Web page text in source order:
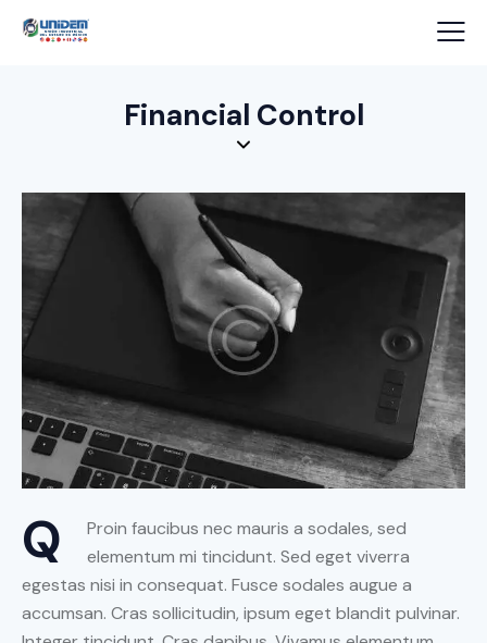
Financial Control
Q
Proin faucibus nec mauris a sodales, sed
elementum mi tincidunt. Sed eget viverra
egestas nisi in consequat. Fusce sodales augue a
accumsan. Cras sollicitudin, ipsum eget blandit pulvinar.